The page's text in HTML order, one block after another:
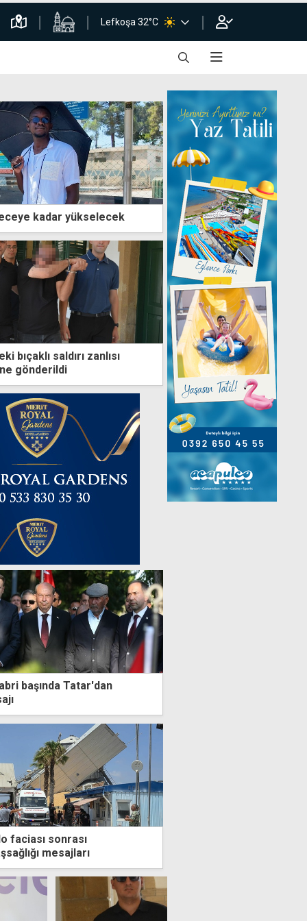
Lefkoşa 32°C
kadar yükselecek
bıçaklı saldırı zanlısı
gönderildi
başında Tatar'dan
faciası sonrası
mesajları